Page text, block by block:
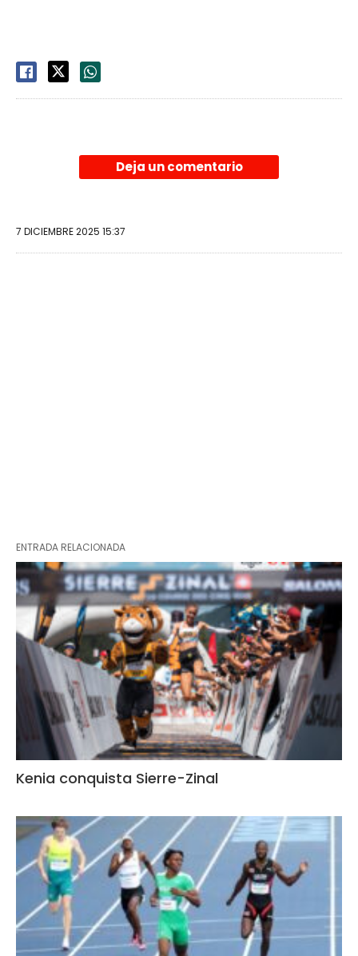
Deja un comentario
7 DICIEMBRE 2025 15:37
ENTRADA RELACIONADA
Kenia conquista Sierre-Zinal